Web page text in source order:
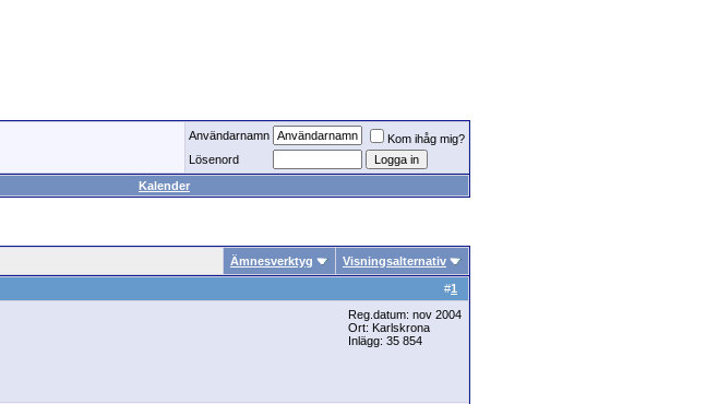
Användarnamn
Kom ihåg mig?
Lösenord
Kalender
Ämnesverktyg Visningsalternativ
#1
Reg.datum: nov 2004
Ort: Karlskrona
Inlägg: 35 854